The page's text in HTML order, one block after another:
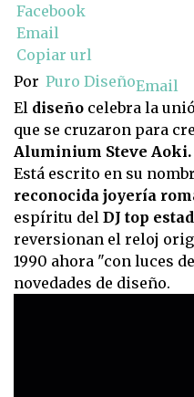
Facebook
Email
Copiar url
Por Puro DiseñoEmail
El diseño celebra la
que se cruzaron para
Aluminium Steve Aoki.
Está escrito en su
reconocida joyería
espíritu del DJ top
reversionan el reloj
1990 ahora "con luces
novedades de diseño.